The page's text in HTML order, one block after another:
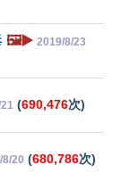
🖼️▶️ 2019/8/23
(690,476次)
20 (680,786次)